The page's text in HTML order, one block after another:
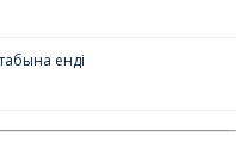
енді